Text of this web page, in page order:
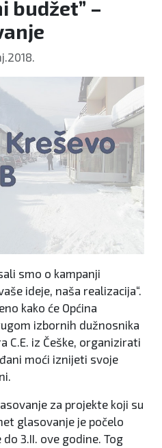
budžet” –
smo o kampanji
ideje, naša realizacija“.
kako će Općina
izbornih dužnosnika
C.E. iz Češke, organizirati
moći iznijeti svoje
za projekte koji su
glasovanje je počelo
do 3.II. ove godine. Tog